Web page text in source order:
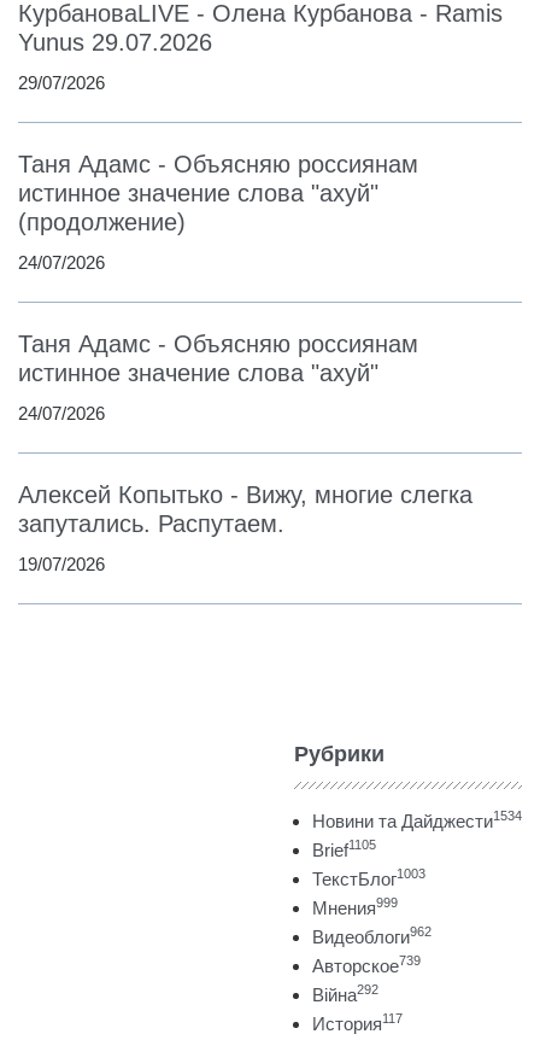
КурбановаLIVE - Олена Курбанова - Ramis
Yunus 29.07.2026
29/07/2026
Таня Адамс - Объясняю россиянам
истинное значение слова "ахуй"
(продолжение)
24/07/2026
Таня Адамс - Объясняю россиянам
истинное значение слова "ахуй"
24/07/2026
Алексей Копытько - Вижу, многие слегка
запутались. Распутаем.
19/07/2026
Рубрики
Новини та Дайджести1534
Brief1105
ТекстБлог1003
Мнения999
Видеоблоги962
Авторское739
Війна292
История117